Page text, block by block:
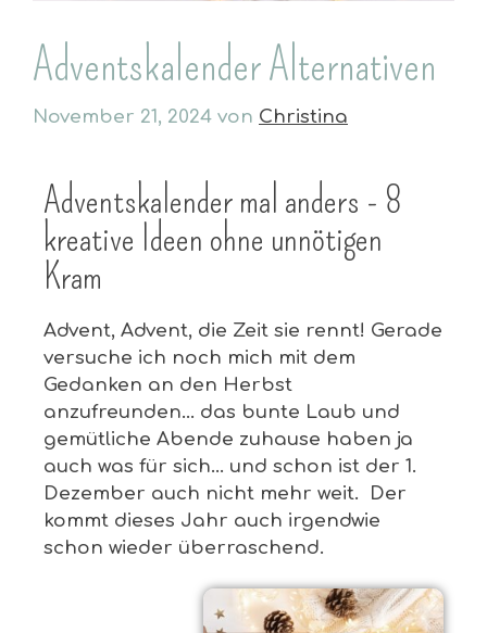
Adventskalender Alternativen
November 21, 2024 von Christina
Adventskalender mal anders - 8
kreative Ideen ohne unnötigen
Kram
Advent, Advent, die Zeit sie rennt! Gerade
versuche ich noch mich mit dem
Gedanken an den Herbst
anzufreunden… das bunte Laub und
gemütliche Abende zuhause haben ja
auch was für sich… und schon ist der 1.
Dezember auch nicht mehr weit. Der
kommt dieses Jahr auch irgendwie
schon wieder überraschend.